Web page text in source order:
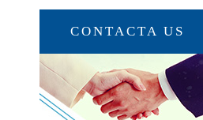
CONTACTA US